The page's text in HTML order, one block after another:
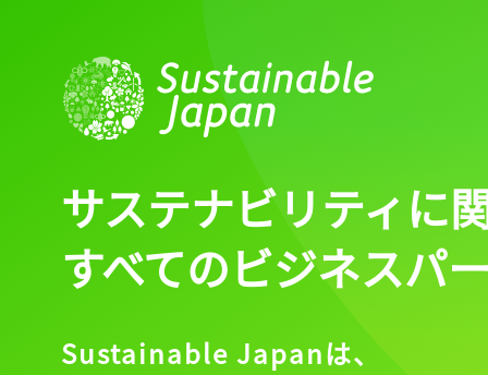
サステナビリティに
すべてのビジネスパ
Sustainable Japanは、